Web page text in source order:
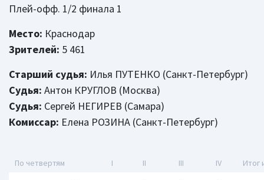
Плей-офф. 1/2 финала 1
Место: Краснодар
Зрителей: 5 461
Старший судья: Илья ПУТЕНКО (Санкт-Петербург)
Судья: Антон КРУГЛОВ (Москва)
Судья: Сергей НЕГИРЕВ (Самара)
Комиссар: Елена РОЗИНА (Санкт-Петербург)
По четвертям I II III IV Итог